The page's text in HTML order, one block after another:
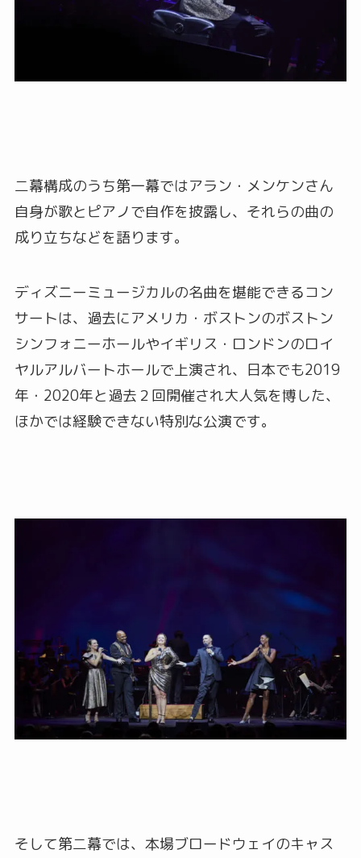
二幕構成のうち第一幕ではアラン・メンケンさん
自身が歌とピアノで自作を披露し、それらの曲の
成り立ちなどを語ります。
ディズニーミュージカルの名曲を堪能できるコン
サートは、過去にアメリカ・ボストンのボストン
シンフォニーホールやイギリス・ロンドンのロイ
ヤルアルバートホールで上演され、日本でも2019
年・2020年と過去２回開催され大人気を博した、
ほかでは経験できない特別な公演です。
そして第二幕では、本場ブロードウェイのキャス